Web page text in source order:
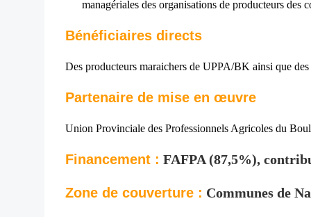
managériales des organisations de producteurs des
Bénéficiaires directs
Des producteurs maraichers de UPPA/BK ainsi que
Partenaire de mise en œuvre
Union Provinciale des Professionnels Agricoles du
Financement : FAFPA (87,5%),
Zone de couverture : Communes de